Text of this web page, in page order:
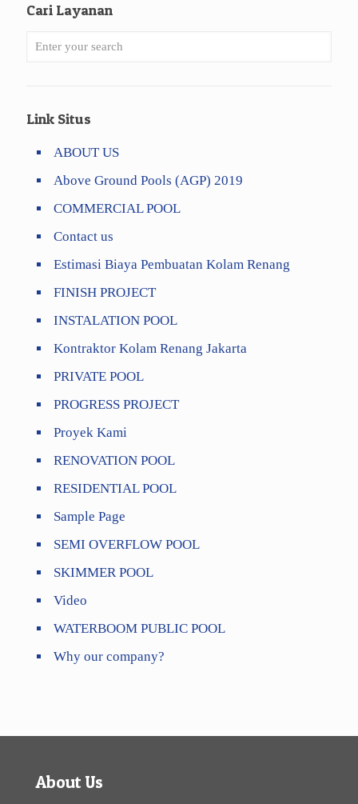
Cari Layanan
Link Situs
ABOUT US
Above Ground Pools (AGP) 2019
COMMERCIAL POOL
Contact us
Estimasi Biaya Pembuatan Kolam Renang
FINISH PROJECT
INSTALATION POOL
Kontraktor Kolam Renang Jakarta
PRIVATE POOL
PROGRESS PROJECT
Proyek Kami
RENOVATION POOL
RESIDENTIAL POOL
Sample Page
SEMI OVERFLOW POOL
SKIMMER POOL
Video
WATERBOOM PUBLIC POOL
Why our company?
About Us